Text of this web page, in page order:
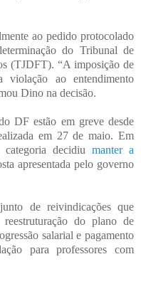
ao pedido protocolado
do Tribunal de
(TJDFT). “A imposição de
violação ao entendimento
Dino na decisão.
DF estão em greve desde
em 27 de maio. Em
decidiu manter a
apresentada pelo governo
de reivindicações que
do plano de
salarial e pagamento
para professores com